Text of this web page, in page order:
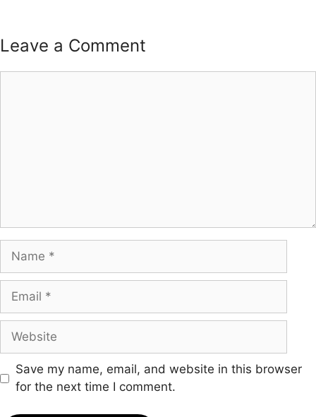
Leave a Comment
Name
Email
Website
Save my name, email, and website in this browser
for the next time I comment.